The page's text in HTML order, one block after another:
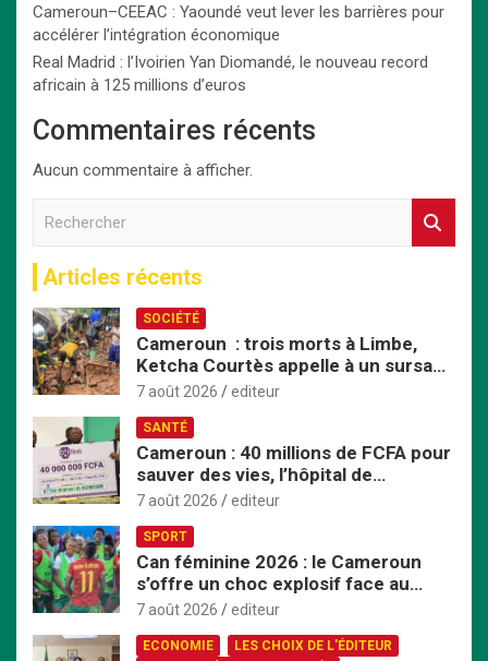
Cameroun–CEEAC : Yaoundé veut lever les barrières pour
accélérer l’intégration économique
Real Madrid : l’Ivoirien Yan Diomandé, le nouveau record
africain à 125 millions d’euros
Commentaires récents
Aucun commentaire à afficher.
r
c
h
e
r
Articles récents
SOCIÉTÉ
Cameroun : trois morts à Limbe,
Ketcha Courtès appelle à un sursaut
face aux inondations
7 août 2026 editeur
SANTÉ
Cameroun : 40 millions de FCFA pour
sauver des vies, l’hôpital de
Bafoussam renforce son centre
7 août 2026 editeur
SPORT
Can féminine 2026 : le Cameroun
s’offre un choc explosif face au
Nigeria en quart de finale
7 août 2026 editeur
ECONOMIE
LES CHOIX DE L'ÉDITEUR